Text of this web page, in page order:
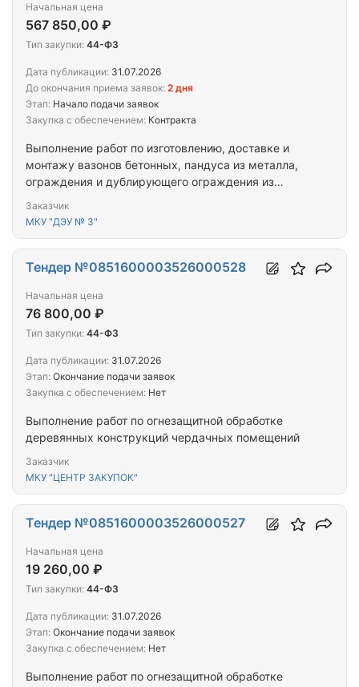
Выполнение работ по изготовлению, доставке и
монтажу вазонов бетонных, пандуса из металла,
ограждения и дублирующего ограждения из
Новосибирск, ул. Связистов, д. 111
Заказчик
МКУ "ДЭУ № 3"
Начальная цена
567 850,00 ₽
Тип закупки: 44-ФЗ
Дата публикации: 31.07.2026
До окончания приема заявок: 2 дня
Этап: Начало подачи заявок
Закупка с обеспечением: Контракта
Выполнение работ по огнезащитной обработке
деревянных конструкций чердачных помещений
Заказчик
МКУ "ЦЕНТР ЗАКУПОК"
Тендер №0851600003526000528
Начальная цена
76 800,00 ₽
Тип закупки: 44-ФЗ
Дата публикации: 31.07.2026
Этап: Окончание подачи заявок
Закупка с обеспечением: Нет
Выполнение работ по огнезащитной обработке
Тендер №0851600003526000527
Начальная цена
19 260,00 ₽
Тип закупки: 44-ФЗ
Дата публикации: 31.07.2026
Этап: Окончание подачи заявок
Закупка с обеспечением: Нет